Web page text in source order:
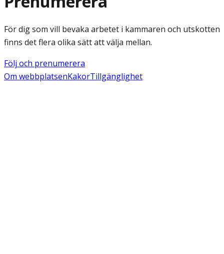
För dig som vill bevaka arbetet i kammaren och utskotten
finns det flera olika sätt att välja mellan.
Följ och prenumerera
Om webbplatsenKakorTillgänglighet